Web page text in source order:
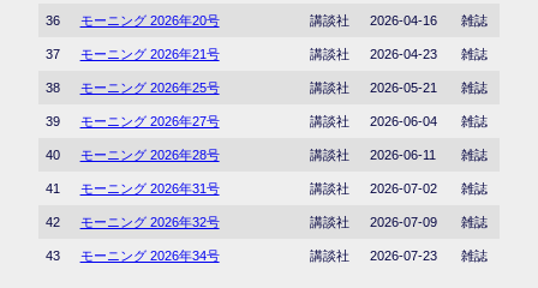
36 モーニング 2026年20号 講談社 2026-04-16 雑誌
37 モーニング 2026年21号 講談社 2026-04-23 雑誌
38 モーニング 2026年25号 講談社 2026-05-21 雑誌
39 モーニング 2026年27号 講談社 2026-06-04 雑誌
40 モーニング 2026年28号 講談社 2026-06-11 雑誌
41 モーニング 2026年31号 講談社 2026-07-02 雑誌
42 モーニング 2026年32号 講談社 2026-07-09 雑誌
43 モーニング 2026年34号 講談社 2026-07-23 雑誌